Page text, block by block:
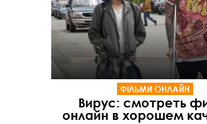
ФІЛЬМИ ОНЛАЙН
Вирус: смотреть
онлайн в хорошем